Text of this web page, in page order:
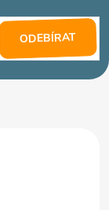
ODEBÍRAT